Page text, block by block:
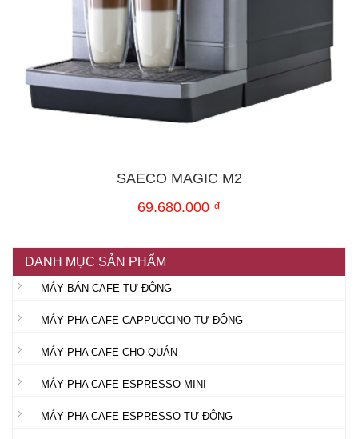
SAECO MAGIC M2
69.680.000 ₫
DANH MỤC SẢN PHẨM
MÁY BÁN CAFE TỰ ĐỘNG
MÁY PHA CAFE CAPPUCCINO TỰ ĐỘNG
MÁY PHA CAFE CHO QUÁN
MÁY PHA CAFE ESPRESSO MINI
MÁY PHA CAFE ESPRESSO TỰ ĐỘNG